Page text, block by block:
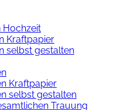
Hochzeit
Kraftpapier
selbst gestalten
Kraftpapier
selbst gestalten
Trauung